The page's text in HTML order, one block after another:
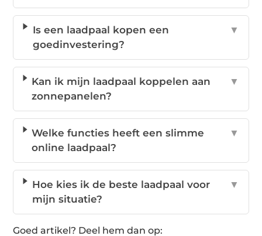
Is een laadpaal kopen een
goedinvestering?
▼
Kan ik mijn laadpaal koppelen aan
zonnepanelen?
▼
Welke functies heeft een slimme
online laadpaal?
▼
Hoe kies ik de beste laadpaal voor
mijn situatie?
▼
Goed artikel? Deel hem dan op: